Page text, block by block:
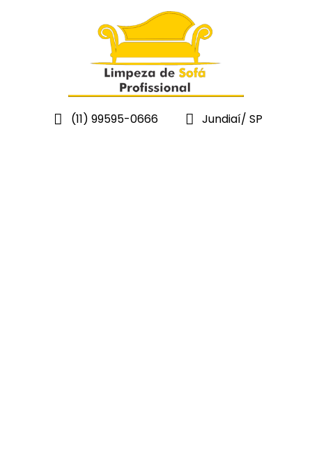
(11) 99595-0666 Jundiaí/ SP